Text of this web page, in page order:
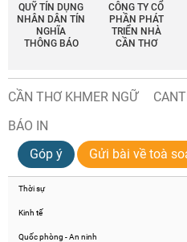
QUỸ TÍN DỤNG
NHÂN DÂN TÍN
NGHĨA
THÔNG BÁO
CÔNG TY CỔ
PHẦN PHÁT
TRIỂN NHÀ
CẦN THƠ
CẦN THƠ KHMER NGỮ
BÁO IN
Góp ý
Gửi bài về toà
Thời sự
Kinh tế
Quốc phòng - An ninh